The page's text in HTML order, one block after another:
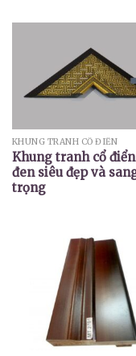
KHUNG TRANH CỔ ĐIỂN
Khung tranh cổ
đen siêu đẹp và
trọng